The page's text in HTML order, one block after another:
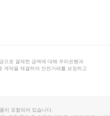
으로 결제한 금액에 대해 우리은행과
계약을 체결하여 안전거래를 보장하고
이 포함되어 있습니다.